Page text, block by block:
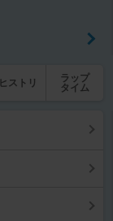
ヒストリ
ラップ
タイム